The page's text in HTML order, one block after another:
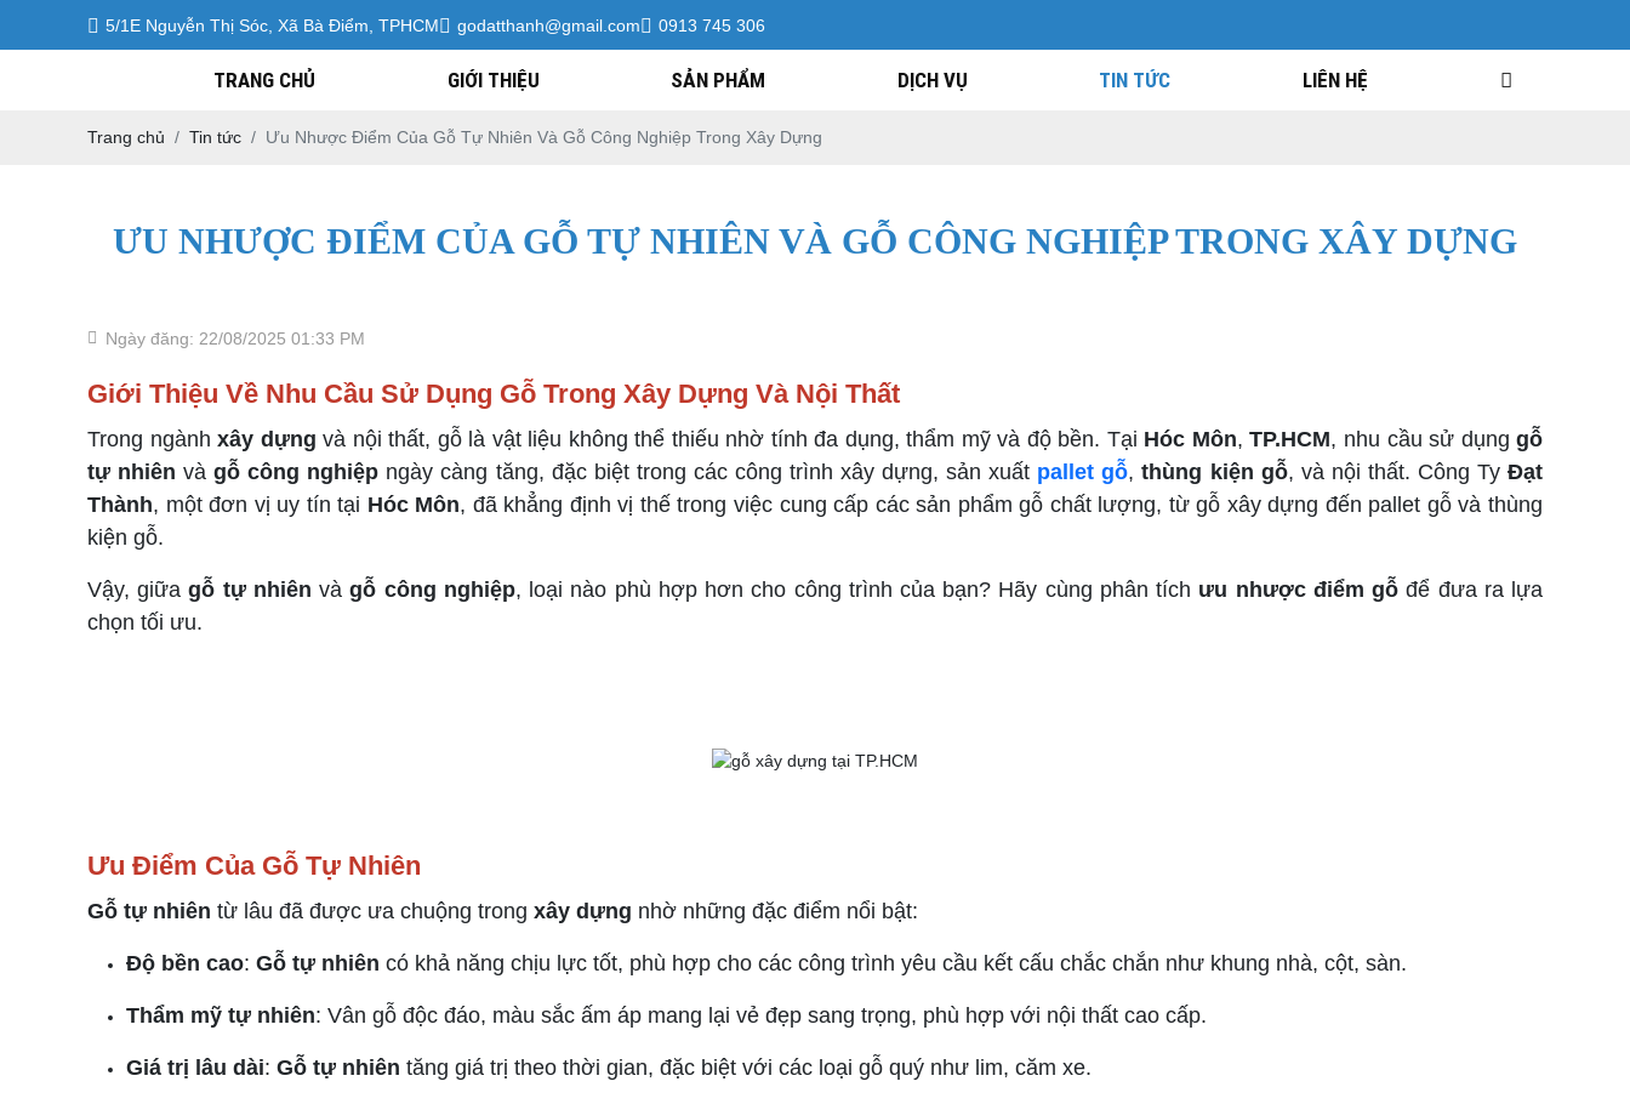
5/1E Nguyễn Thị Sóc, Xã Bà Điểm, TPHCM godatthanh@gmail.com 0913 745 306
TRANG CHỦ GIỚI THIỆU SẢN PHẨM DỊCH VỤ TIN TỨC LIÊN HỆ
Trang chủ Tin tức Ưu Nhược Điểm Của Gỗ Tự Nhiên Và Gỗ Công Nghiệp Trong Xây Dựng
ƯU NHƯỢC ĐIỂM CỦA GỖ TỰ NHIÊN VÀ GỖ CÔNG NGHIỆP TRONG XÂY DỰNG
Ngày đăng: 22/08/2025 01:33 PM
Giới Thiệu Về Nhu Cầu Sử Dụng Gỗ Trong Xây Dựng Và Nội Thất
Trong ngànhxây dựng và nội thất, gỗ là vật liệu không thể thiếu nhờ tính đa dụng, thẩm mỹ và độ bền. Tại Hóc Môn,TP.HCM, nhu cầu sử dụnggỗ
tự nhiên vàgỗ công nghiệp ngày càng tăng, đặc biệt trong các công trình xây dựng, sản xuất pallet gỗ,thùng kiện gỗ, và nội thất. Công TyĐạt
Thành, một đơn vị uy tín tại Hóc Môn, đã khẳng định vị thế trong việc cung cấp các sản phẩm gỗ chất lượng, từ gỗ xây dựng đến pallet gỗ và thùng
kiện gỗ.
Vậy, giữagỗ tự nhiên vàgỗ công nghiệp, loại nào phù hợp hơn cho công trình của bạn? Hãy cùng phân tích ưu nhược điểm gỗ để đưa ra lựa
chọn tối ưu.
Ưu Điểm Của Gỗ Tự Nhiên
Gỗ tự nhiên từ lâu đã được ưa chuộng trong xây dựng nhờ những đặc điểm nổi bật:
Độ bền cao: Gỗ tự nhiên có khả năng chịu lực tốt, phù hợp cho các công trình yêu cầu kết cấu chắc chắn như khung nhà, cột, sàn.
Thẩm mỹ tự nhiên: Vân gỗ độc đáo, màu sắc ấm áp mang lại vẻ đẹp sang trọng, phù hợp với nội thất cao cấp.
Giá trị lâu dài: Gỗ tự nhiên tăng giá trị theo thời gian, đặc biệt với các loại gỗ quý như lim, căm xe.